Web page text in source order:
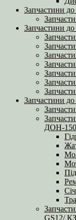
Запчастини до
Запчастини до
Запчастини до
ДОН-
GS12/